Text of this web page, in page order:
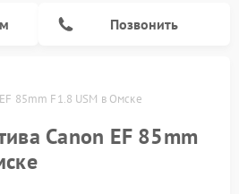
Позвонить
85mm F1.8 USM в Омске
Canon EF 85mm